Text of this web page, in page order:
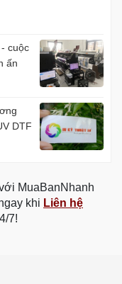
cuộc
ấn
DTF
MuaBanNhanh
khi Liên hệ
7!